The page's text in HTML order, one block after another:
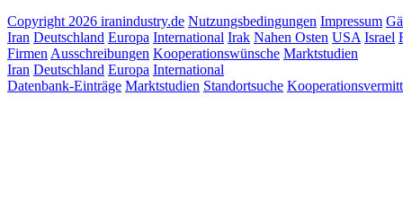
Copyright 2026 iranindustry.de Nutzungsbedingungen Impressum
Iran Deutschland Europa International Irak Nahen Osten USA Israel
Firmen Ausschreibungen Kooperationswünsche Marktstudien
Iran Deutschland Europa International
Datenbank-Einträge Marktstudien Standortsuche